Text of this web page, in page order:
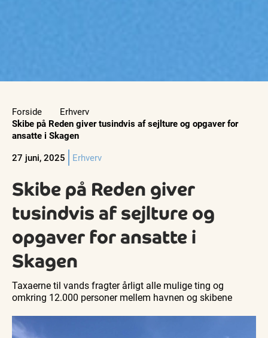
Forside
Erhverv
Skibe på Reden giver tusindvis af sejlture og opgaver for
ansatte i Skagen
27 juni, 2025
Erhverv
Skibe på Reden giver
tusindvis af sejlture og
opgaver for ansatte i
Skagen
Taxaerne til vands fragter årligt alle mulige ting og
omkring 12.000 personer mellem havnen og skibene